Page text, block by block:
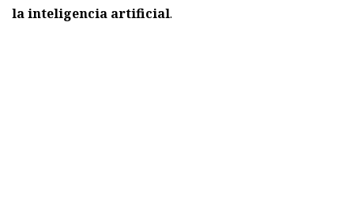
la inteligencia artificial.